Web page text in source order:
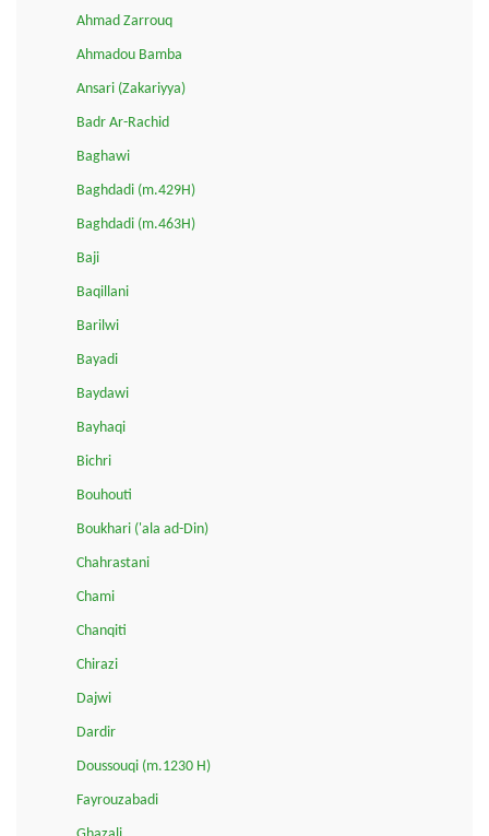
Ahmad Zarrouq
Ahmadou Bamba
Ansari (Zakariyya)
Badr Ar-Rachid
Baghawi
Baghdadi (m.429H)
Baghdadi (m.463H)
Baji
Baqillani
Barilwi
Bayadi
Baydawi
Bayhaqi
Bichri
Bouhouti
Boukhari ('ala ad-Din)
Chahrastani
Chami
Chanqiti
Chirazi
Dajwi
Dardir
Doussouqi (m.1230 H)
Fayrouzabadi